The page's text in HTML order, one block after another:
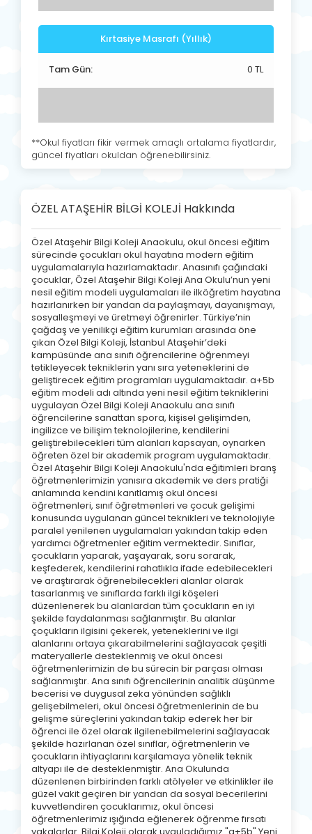
Kırtasiye Masrafı (Yıllık)
Tam Gün: 0 TL
**Okul fiyatları fikir vermek amaçlı ortalama fiyatlardır,
güncel fiyatları okuldan öğrenebilirsiniz.
ÖZEL ATAŞEHİR BİLGİ KOLEJİ Hakkında
Özel Ataşehir Bilgi Koleji Anaokulu, okul öncesi eğitim
sürecinde çocukları okul hayatına modern eğitim
uygulamalarıyla hazırlamaktadır. Anasınıfı çağındaki
çocuklar, Özel Ataşehir Bilgi Koleji Ana Okulu’nun yeni
nesil eğitim modeli uygulamaları ile ilköğretim hayatına
hazırlanırken bir yandan da paylaşmayı, dayanışmayı,
sosyalleşmeyi ve üretmeyi öğrenirler. Türkiye’nin
çağdaş ve yenilikçi eğitim kurumları arasında öne
çıkan Özel Bilgi Koleji, İstanbul Ataşehir’deki
kampüsünde ana sınıfı öğrencilerine öğrenmeyi
tetikleyecek tekniklerin yanı sıra yeteneklerini de
geliştirecek eğitim programları uygulamaktadır. a+5b
eğitim modeli adı altında yeni nesil eğitim tekniklerini
uygulayan Özel Bilgi Koleji Anaokulu ana sınıfı
öğrencilerine sanattan spora, kişisel gelişimden,
ingilizce ve bilişim teknolojilerine, kendilerini
geliştirebilecekleri tüm alanları kapsayan, oynarken
öğreten özel bir akademik program uygulamaktadır.
Özel Ataşehir Bilgi Koleji Anaokulu'nda eğitimleri branş
öğretmenlerimizin yanısıra akademik ve ders pratiği
anlamında kendini kanıtlamış okul öncesi
öğretmenleri, sınıf öğretmenleri ve çocuk gelişimi
konusunda uygulanan güncel teknikleri ve teknolojiyle
paralel yenilenen uygulamaları yakından takip eden
yardımcı öğretmenler eğitim vermektedir. Sınıflar,
çocukların yaparak, yaşayarak, soru sorarak,
keşfederek, kendilerini rahatlıkla ifade edebilecekleri
ve araştırarak öğrenebilecekleri alanlar olarak
tasarlanmış ve sınıflarda farklı ilgi köşeleri
düzenlenerek bu alanlardan tüm çocukların en iyi
şekilde faydalanması sağlanmıştır. Bu alanlar
çoçukların ilgisini çekerek, yeteneklerini ve ilgi
alanlarını ortaya çıkarabilmelerini sağlayacak çeşitli
materyallerle desteklenmiş ve okul öncesi
öğretmenlerimizin de bu sürecin bir parçası olması
sağlanmıştır. Ana sınıfı öğrencilerinin analitik düşünme
becerisi ve duygusal zeka yönünden sağlıklı
gelişebilmeleri, okul öncesi öğretmenlerinin de bu
gelişme süreçlerini yakından takip ederek her bir
öğrenci ile özel olarak ilgilenebilmelerini sağlayacak
şekilde hazırlanan özel sınıflar, öğretmenlerin ve
çocukların ihtiyaçlarını karşılamaya yönelik teknik
altyapı ile de desteklenmiştir. Ana Okulunda
düzenlenen birbirinden farklı atölyeler ve etkinlikler ile
güzel vakit geçiren bir yandan da sosyal becerilerini
kuvvetlendiren çocuklarımız, okul öncesi
öğretmenlerimiz ışığında eğlenerek öğrenme fırsatı